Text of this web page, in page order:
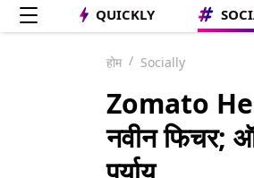
QUICKLY
होम Socially
Zomato
नवीन फिचर;